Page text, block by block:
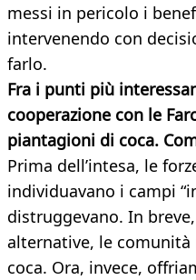
messi in pericolo i
intervenendo con
farlo.
Fra i punti più
cooperazione con le
piantagioni di coca.
Prima dell’intesa, le
individuavano i campi
distruggevano. In
alternative, le
coca. Ora, invece,